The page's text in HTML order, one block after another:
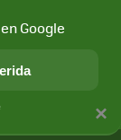
×
Google